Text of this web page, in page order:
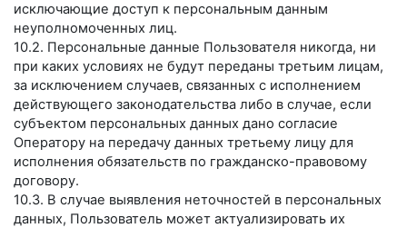
исключающие доступ к персональным данным
неуполномоченных лиц.
10.2. Персональные данные Пользователя никогда, ни
при каких условиях не будут переданы третьим лицам,
за исключением случаев, связанных с исполнением
действующего законодательства либо в случае, если
субъектом персональных данных дано согласие
Оператору на передачу данных третьему лицу для
исполнения обязательств по гражданско-правовому
договору.
10.3. В случае выявления неточностей в персональных
данных, Пользователь может актуализировать их